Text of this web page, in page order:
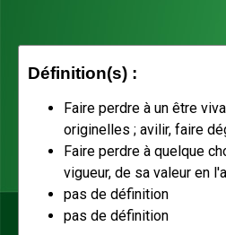
Définition(s) :
Faire perdre à un être
originelles ; avilir, faire
Faire perdre à quelque
vigueur, de sa valeur en
pas de définition
pas de définition